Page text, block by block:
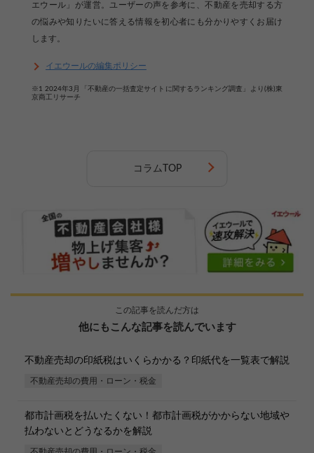
エウール」が運営。ユーザーの声を参考に、不動産を売却する方
の悩みや知りたいに答える情報を初心者にも分かりやすくお届け
します。
イエウールの編集ポリシー
※1 2024年3月「不動産の一括査定サイトに関するランキング調査」より(株)東
京商工リサーチ
コラムTOP
この記事を読んだ方は
他にもこんな記事を読んでいます
不動産売却の印紙税はいくらかかる？印紙代を一覧表で解説
不動産売却の費用・ローン・税金
都市計画税を払いたくない！都市計画税がかからない地域や
払わないとどうなるかを解説